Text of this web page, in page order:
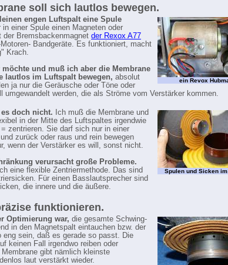
soll sich lautlos bewegen.
ein Revox
engen Luftspalt eine Spule
in einer Spule einen Magneten oder
der Bremsbackenmagnet der Rexox A77
Bandgeräte. Es funktioniert, macht
Krach.
möchte und muß ich aber die Membrane
lautlos im Luftspalt bewegen, absolut
ja nur die Geräusche oder Töne oder
umgewandelt werden, die als Ströme vom Verstärker kommen.
Spulen und Sicken
doch nicht.
Ich muß die Membrane und
in der Mitte des Luftspaltes irgendwie
zentrieren. Sie darf sich nur in einer
zurück oder raus und rein bewegen
wenn der Verstärker es will, sonst nicht.
verursacht große Probleme.
eine flexible Zentriermethode. Das sind
Für einen Basslautsprecher sind
die innere und die äußere.
funktionieren.
Optimierung war, die gesamte Schwing-
in den Magnetspalt eintauchen bzw. der
eng sein, daß es gerade so passt. Die
keinen Fall irgendwo reiben oder
gibt nämlich kleinste
laut verstärkt wieder.